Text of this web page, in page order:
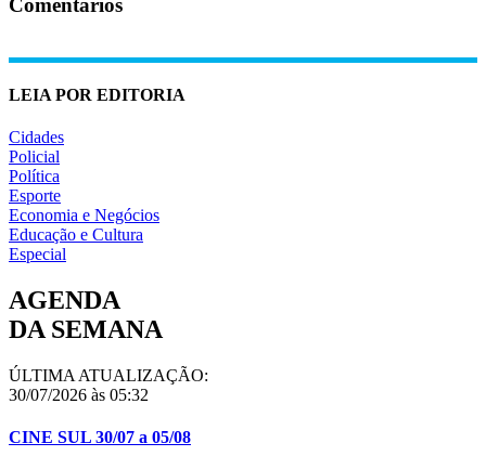
Comentários
LEIA POR EDITORIA
Cidades
Policial
Política
Esporte
Economia e Negócios
Educação e Cultura
Especial
AGENDA
DA SEMANA
ÚLTIMA ATUALIZAÇÃO:
30/07/2026 às 05:32
CINE SUL 30/07 a 05/08